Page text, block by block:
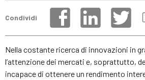
Condividi
Nella costante ricerca di innovazioni in
l’attenzione dei mercati e, soprattutto,
incapace di ottenere un rendimento